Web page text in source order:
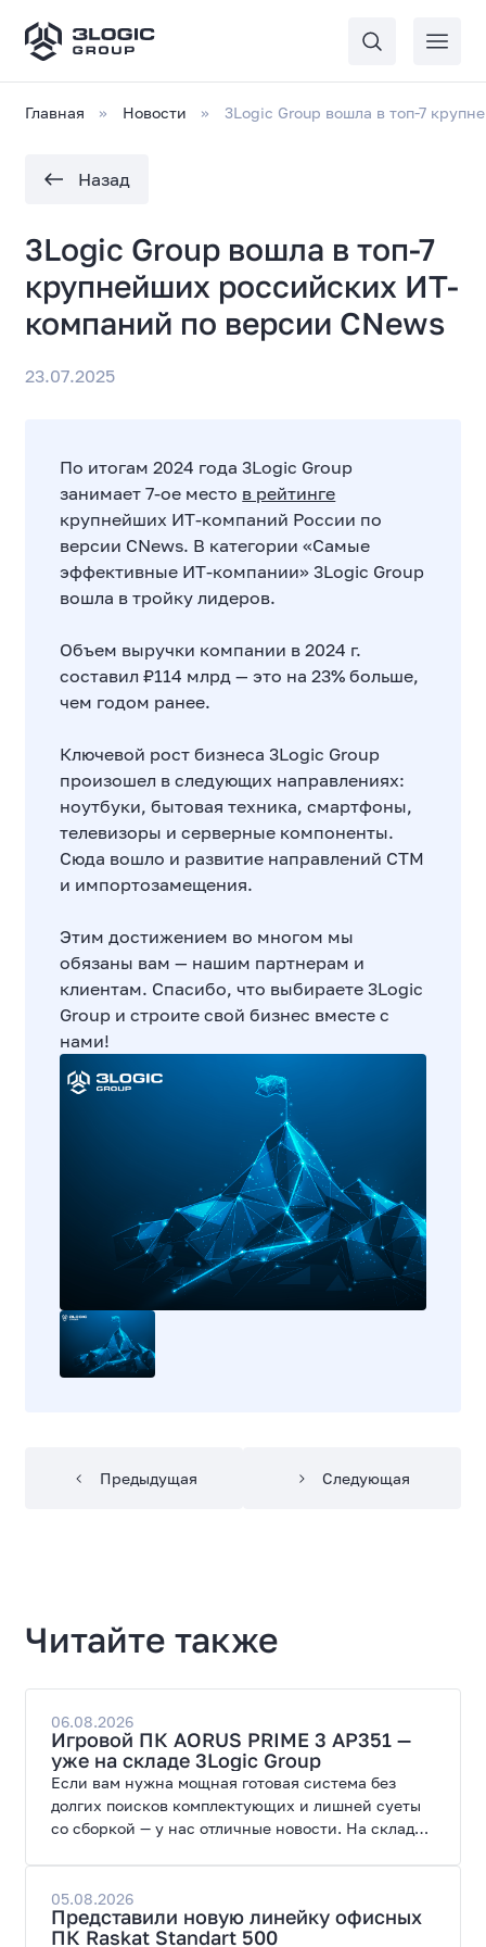
Главная Новости 3Logic Group вошла в топ-7
Назад
3Logic Group вошла в топ-7
крупнейших российских ИТ-
компаний по версии CNews
23.07.2025
По итогам 2024 года 3Logic Group
занимает 7-ое место в рейтинге
крупнейших ИТ-компаний России по
версии CNews. В категории «Самые
эффективные ИТ-компании» 3Logic Group
вошла в тройку лидеров.
Объем выручки компании в 2024 г.
составил ₽114 млрд — это на 23% больше,
чем годом ранее.
Ключевой рост бизнеса 3Logic Group
произошел в следующих направлениях:
ноутбуки, бытовая техника, смартфоны,
телевизоры и серверные компоненты.
Сюда вошло и развитие направлений СТМ
и импортозамещения.
Этим достижением во многом мы
обязаны вам — нашим партнерам и
клиентам. Спасибо, что выбираете 3Logic
Group и строите свой бизнес вместе с
нами!
Предыдущая Следующая
Читайте также
06.08.2026
Игровой ПК AORUS PRIME 3 AP351 —
уже на складе 3Logic Group
Если вам нужна мощная готовая система без
долгих поисков комплектующих и лишней суеты
со сборкой — у нас отличные новости. На склад
современных игр и работы с нейросетями.
05.08.2026
Представили новую линейку офисных
ПК Raskat Standart 500